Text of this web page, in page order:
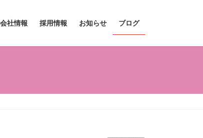
会社情報 採用情報 お知らせ ブログ